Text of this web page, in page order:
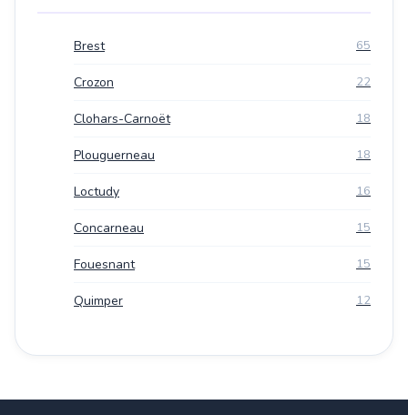
Brest 65
Crozon 22
Clohars-Carnoët 18
Plouguerneau 18
Loctudy 16
Concarneau 15
Fouesnant 15
Quimper 12